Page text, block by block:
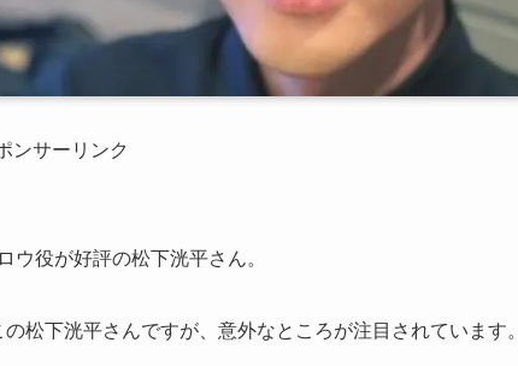
ンサーリンク
ウ役が好評の松下洸平さん。
松下洸平さんですが、意外なところが注目されています。